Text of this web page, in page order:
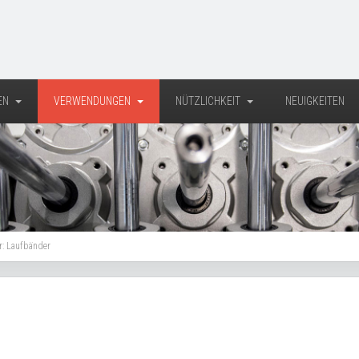
VERWENDUNGEN NÜTZLICHKEIT NEUIGKEITEN
Laufbänder